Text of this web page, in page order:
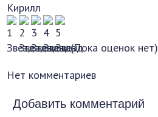
Кирилл
(Пока оценок нет)
Нет комментариев
Добавить комментарий